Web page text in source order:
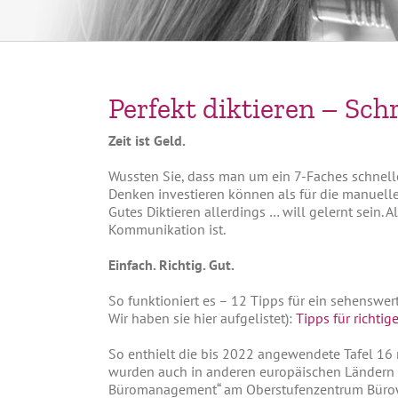
Perfekt diktieren –
Zeit ist Geld.
Wussten Sie, dass man um ein 7-Faches
Denken investieren können als für die
Gutes Diktieren allerdings … will gelernt sein.
Kommunikation ist.
Einfach. Richtig. Gut.
So funktioniert es – 12 Tipps für ein
Wir haben sie hier aufgelistet): Tipps für
So enthielt die bis 2022 angewendete Tafel
wurden auch in anderen europäischen
Büromanagement“ am Oberstufenzentrum